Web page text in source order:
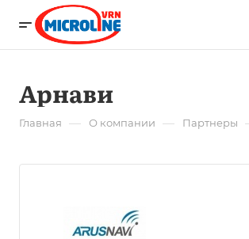
Арнави
Главная — О компании — Партнеры